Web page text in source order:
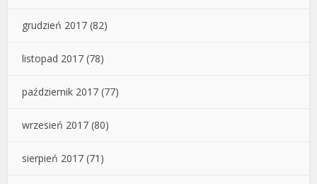
grudzień 2017 (82)
listopad 2017 (78)
październik 2017 (77)
wrzesień 2017 (80)
sierpień 2017 (71)